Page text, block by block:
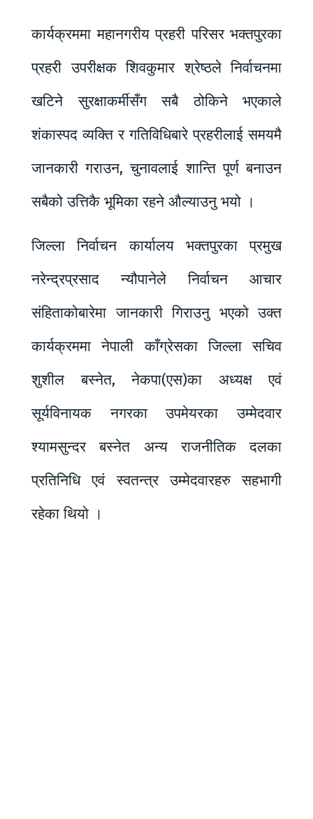
कार्यक्रममा महानगरीय प्रहरी परिसर भक्तपुरका
प्रहरी उपरीक्षक शिवकुमार श्रेष्ठले निर्वाचनमा
खटिने सुरक्षाकर्मीसँग सबै ठोकिने भएकाले
शंकास्पद व्यक्ति र गतिविधिबारे प्रहरीलाई समयमै
जानकारी गराउन, चुनावलाई शान्ति पूर्ण बनाउन
सबैको उत्तिकै भूमिका रहने औल्याउनु भयो ।
जिल्ला निर्वाचन कार्यालय भक्तपुरका प्रमुख
नरेन्द्रप्रसाद न्यौपानेले निर्वाचन आचार
संहिताकोबारेमा जानकारी गिराउनु भएको उक्त
कार्यक्रममा नेपाली काँग्रेसका जिल्ला सचिव
शुशील बस्नेत, नेकपा(एस)का अध्यक्ष एवं
सूर्यविनायक नगरका उपमेयरका उम्मेदवार
श्यामसुन्दर बस्नेत अन्य राजनीतिक दलका
प्रतिनिधि एवं स्वतन्त्र उम्मेदवारहरु सहभागी
रहेका थियो ।